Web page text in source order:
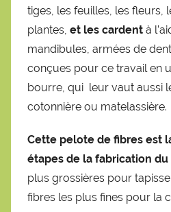
tiges, les feuilles, les fleurs,
plantes, et les cardent à
mandibules, armées de
conçues pour ce travail en
bourre, qui leur vaut aussi
cotonnière ou matelassière.
Cette pelote de fibres est
étapes de la fabrication du
plus grossières pour
fibres les plus fines pour la